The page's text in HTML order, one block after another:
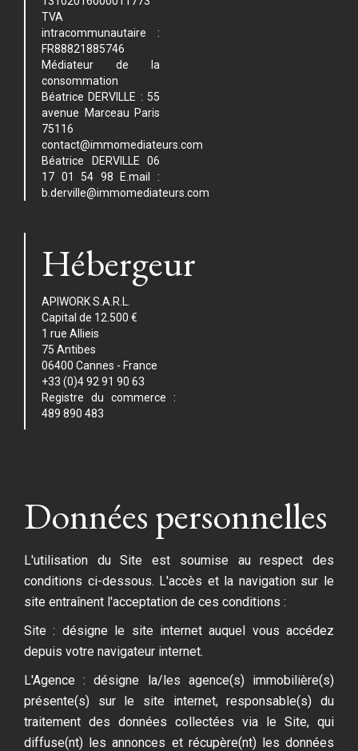
TVA
intracommunautaire :
FR88821885746
Médiateur de la
consommation
Béatrice DERVILLE : 55
avenue Marceau Paris
75116
contact@immomediateurs.com
Béatrice DERVILLE 06
17 01 54 98 E.mail :
b.derville@immomediateurs.com
Hébergeur
APIWORK S.A.R.L.
Capital de 12.500 €
1 rue Allieis
75 Antibes
06400 Cannes - France
+33 (0)4 92 91 90 63
Registre du commerce :
489 890 483
Données personnelles
L'utilisation du Site est soumise au respect des
conditions ci-dessous. L'accès et la navigation sur le
site entraînent l'acceptation de ces conditions :
Site : désigne le site internet auquel vous accédez
depuis votre navigateur internet.
L'Agence : désigne la/les agence(s) immobilière(s)
présente(s) sur le site internet, responsable(s) du
traitement des données collectées via le Site, qui
diffuse(nt) les annonces et récupère(nt) les données